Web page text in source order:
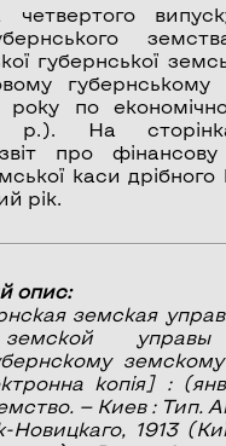
четвертого
губернської
губернському
року по
р.). На
про фінансову
каси
рік.
опис:
земская
земской
копія] :
— Киев : Тип.
Новицкаго, 1913